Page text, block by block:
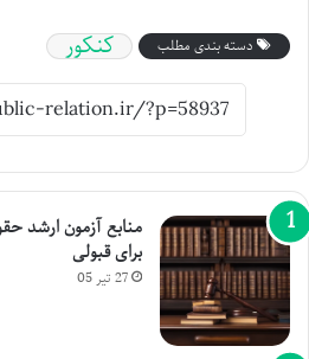
دسته بندی مطلب کنکور
برای قبولی
27 تیر 05